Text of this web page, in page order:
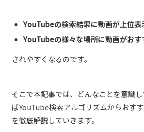
YouTubeの検索結果に動画が上位表
YouTubeの様々な場所に動画がおす
されやすくなるのです。
そこで本記事では、どんなことを意識
ばYouTube検索アルゴリズムからおす
を徹底解説していきます。